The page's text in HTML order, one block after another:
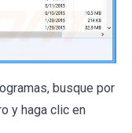
busque por
y haga clic en